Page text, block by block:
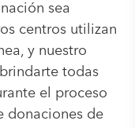
sea
centros utilizan
y nuestro
todas
el proceso
donaciones de